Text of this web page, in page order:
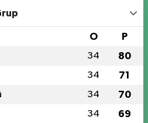
O P
34 80
34 71
34 70
34 69